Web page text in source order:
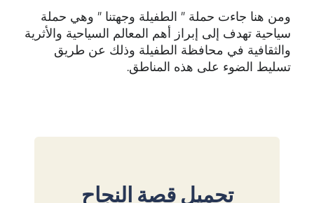
ومن هنا جاءت حملة ” الطفيلة وجهتنا ” وهي حملة
سياحية تهدف إلى إبراز أهم المعالم السياحية والأثرية
والثقافية في محافظة الطفيلة وذلك عن طريق
تسليط الضوء على هذه المناطق.
تحميل قصة النجاح